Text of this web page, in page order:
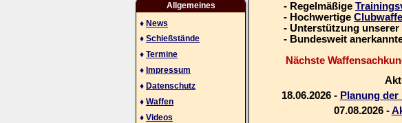
Allgemeines
♦ News
♦ Schießstände
♦ Termine
♦ Impressum
♦ Datenschutz
♦ Waffen
♦ Videos
- Regelmäßige
- Hochwertige
- Unterstützung
- Bundesweit
Nächste
18.06.2026 - Planung
07.08.2026 -